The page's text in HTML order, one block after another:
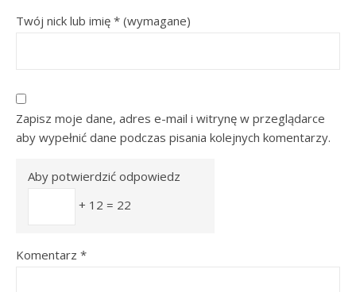
Twój nick lub imię * (wymagane)
Zapisz moje dane, adres e-mail i witrynę w przeglądarce
aby wypełnić dane podczas pisania kolejnych komentarzy.
Aby potwierdzić odpowiedz
+ 12 = 22
Komentarz *